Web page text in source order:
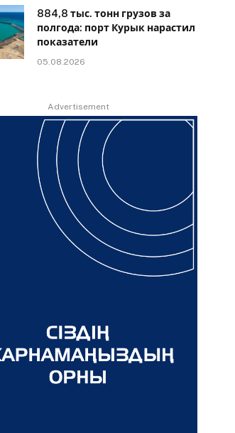
884,8 тыс. тонн грузов за
полгода: порт Курык нарастил
показатели
05.08.2026
Advertisement